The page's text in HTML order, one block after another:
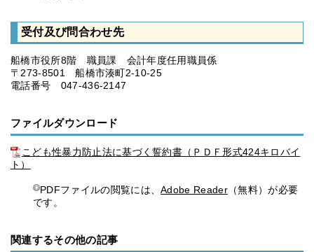
受付及び問合わせ先
船橋市役所8階 職員課 会計年度任用職員係
〒273-8501 船橋市湊町2-10-25
電話番号 047-436-2147
ファイルダウンロード
こども性暴力防止法に基づく誓約書（ＰＤＦ形式424キロバイ
ト）
PDFファイルの閲覧には、Adobe Reader （無料）が必要
です。
関連するその他の記事